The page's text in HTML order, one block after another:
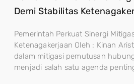
Demi Stabilitas
Pemerintah Perkuat Sinergi
Ketenagakerjaan Oleh : Kinan
dalam mitigasi pemutusan
menjadi salah satu agenda